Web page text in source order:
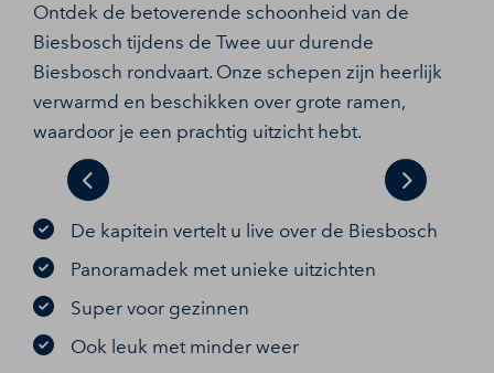
Ontdek de betoverende schoonheid van de
Biesbosch tijdens de Twee uur durende
Biesbosch rondvaart. Onze schepen zijn heerlijk
verwarmd en beschikken over grote ramen,
waardoor je een prachtig uitzicht hebt.
Previous
Next
De kapitein vertelt u live over de Biesbosch
Panoramadek met unieke uitzichten
Super voor gezinnen
Ook leuk met minder weer